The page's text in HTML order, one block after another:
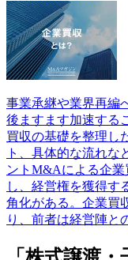
事業承継や業界再編
後ますます加速する
買収の基礎を整理し
ト、具体的な流れな
ントM&Aによる企
し、経営権を獲得す
角化がある。企業買
り、前者は経営陣と